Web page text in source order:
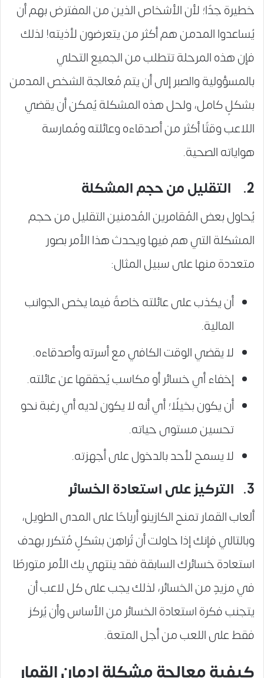
خطيرة جدًا؛ لأن الأشخاص الذين من المفترض بهم أن
يُساعدوا المدمن هم أكثر من يتعرضون لأذيته! لذلك
فإن هذه المرحلة تتطلب من الجميع التحلي
بالمسؤولية والصبر إلى أن يتم مُعالجة الشخص المدمن
بشكلٍ كامل، ولحل هذه المشكلة يُمكن أن يقضي
اللاعب وقتًا أكثر من أصدقاءه وعائلته ومُمارسة
هواياته الصحية.
2. التقليل من حجم المشكلة
يُحاول بعض المُقامرين المُدمنين التقليل من حجم
المشكلة التي هم فيها ويحدث هذا الأمر بصور
متعددة منها على سبيل المثال:
أن يكذب على عائلته خاصةً فيما يخص الجوانب
المالية.
لا يقضي الوقت الكافي مع أسرته وأصدقاءه.
إخفاء أي خسائر أو مكاسب يُحققها عن عائلته.
أن يكون بخيلًا؛ أي أنه لا يكون لديه أي رغبة نحو
تحسين مستوى حياته.
لا يسمح لأحد بالدخول على أجهزته.
3. التركيز على استعادة الخسائر
ألعاب القمار تمنح الكازينو أرباحًا على المدى الطويل،
وبالتالي فإنك إذا حاولت أن تُراهِن بشكلٍ مُتكرر بهدف
استعادة خسائرك السابقة فقد ينتهي بك الأمر متورطًا
في مزيدٍ من الخسائر، لذلك يجب على كل لاعب أن
يتجنب فكرة استعادة الخسائر من الأساس وأن يُركز
فقط على اللعب من أجل المتعة.
كيفية معالجة مشكلة إدمان القمار